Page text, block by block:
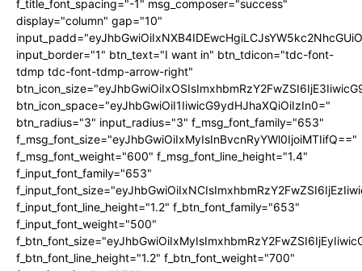
f_title_font_spacing="-1" msg_composer="success"
display="column" gap="10"
input_border="1" btn_text="I want in" btn_tdicon="tdc-font-
tdmp tdc-font-tdmp-arrow-right"
btn_icon_space="eyJhbGwiOiI1IiwicG9ydHJhaXQiOiIzIn0="
btn_radius="3" input_radius="3" f_msg_font_family="653"
f_msg_font_size="eyJhbGwiOiIxMyIsInBvcnRyYWl0IjoiMTIifQ=="
f_msg_font_weight="600" f_msg_font_line_height="1.4"
f_input_font_family="653"
f_input_font_line_height="1.2" f_btn_font_family="653"
f_input_font_weight="500"
f_btn_font_line_height="1.2" f_btn_font_weight="700"